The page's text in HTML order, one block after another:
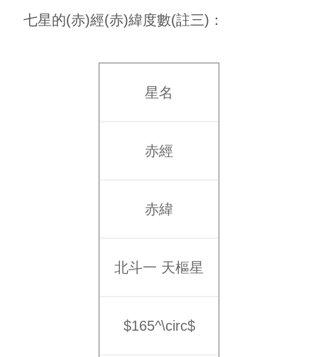
七星的(赤)經(赤)緯度數(註三)：
星名
赤經
赤緯
北斗一 天樞星
$165^\circ$